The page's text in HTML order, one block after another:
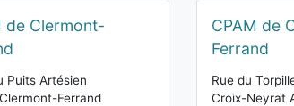
de Clermont-
Puits Artésien
Ferrand
CPAM de
Ferrand
Rue du
Croix-Neyrat